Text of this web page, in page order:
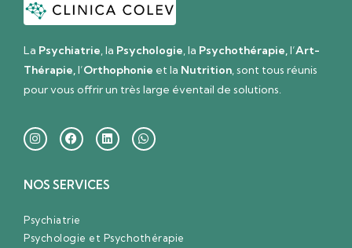
La Psychiatrie, la Psychologie, la Psychothérapie,l’Art-
Thérapie,l’Orthophonie et la Nutrition, sont tous réunis
pour vous offrir un très large éventail de solutions.
NOS SERVICES
Psychiatrie
Psychologie et Psychothérapie